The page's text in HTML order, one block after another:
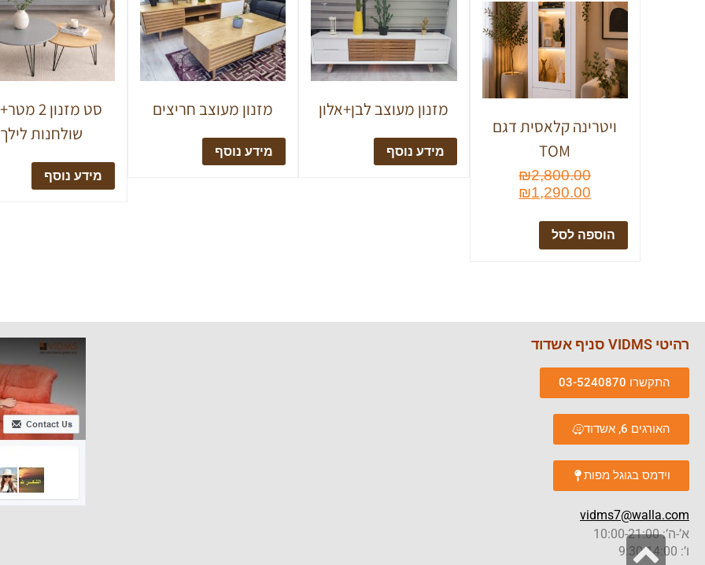
ויטרינה קלאסית דגם
TOM
₪2,800.00
₪1,290.00
הוספה לסל
מזנון מעוצב לבן+אלון
מידע נוסף
מזנון מעוצב חריצים
מידע נוסף
סט מזנון 2
שולחנות לילך
מידע נוסף
רהיטי VIDMS סניף אשדוד
התקשרו 03-5240870
האורגים 6, אשדוד
וידמס בגוגל מפות
vidms7@walla.com
א’-ה’: 10:00-21:00
ו’: 9:30-14:00
גלילה